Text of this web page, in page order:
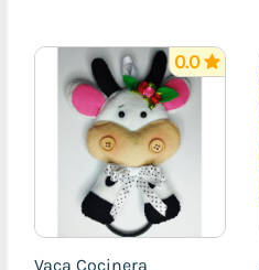
0.0
Vaca Cocinera